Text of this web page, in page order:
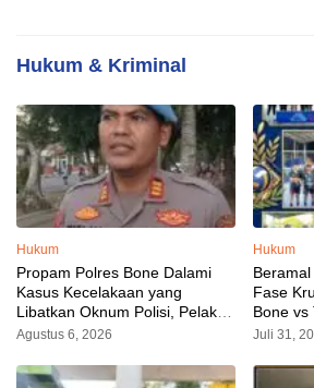
Hukum & Kriminal
Hukum
Propam Polres Bone Dalami
Kasus Kecelakaan yang
Libatkan Oknum Polisi, Pelaku
Sudah Diamankan
Agustus 6, 2026
Hukum
Fase
Bone vs
Sorotan
Juli 31,